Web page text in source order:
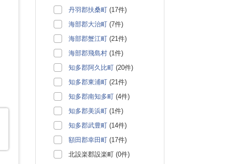
丹羽郡扶桑町 (17件)
海部郡大治町 (7件)
海部郡蟹江町 (21件)
海部郡飛島村 (1件)
知多郡阿久比町 (20件)
知多郡東浦町 (21件)
知多郡南知多町 (4件)
知多郡美浜町 (1件)
知多郡武豊町 (14件)
額田郡幸田町 (17件)
北設楽郡設楽町 (0件)